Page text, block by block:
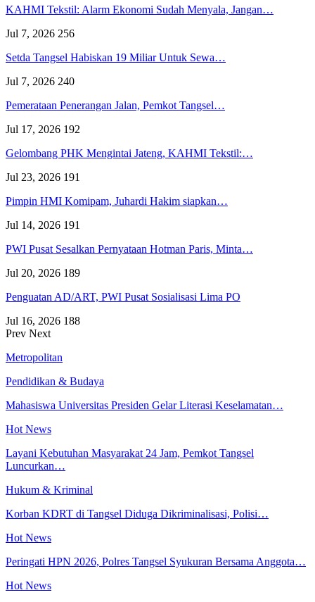
KAHMI Tekstil: Alarm Ekonomi Sudah Menyala, Jangan…
Jul 7, 2026 256
Setda Tangsel Habiskan 19 Miliar Untuk Sewa…
Jul 7, 2026 240
Pemerataan Penerangan Jalan, Pemkot Tangsel…
Jul 17, 2026 192
Gelombang PHK Mengintai Jateng, KAHMI Tekstil:…
Jul 23, 2026 191
Pimpin HMI Komipam, Juhardi Hakim siapkan…
Jul 14, 2026 191
PWI Pusat Sesalkan Pernyataan Hotman Paris, Minta…
Jul 20, 2026 189
Penguatan AD/ART, PWI Pusat Sosialisasi Lima PO
Jul 16, 2026 188
Prev Next
Metropolitan
Pendidikan & Budaya
Mahasiswa Universitas Presiden Gelar Literasi Keselamatan…
Hot News
Layani Kebutuhan Masyarakat 24 Jam, Pemkot Tangsel
Luncurkan…
Hukum & Kriminal
Korban KDRT di Tangsel Diduga Dikriminalisasi, Polisi…
Hot News
Peringati HPN 2026, Polres Tangsel Syukuran Bersama Anggota…
Hot News